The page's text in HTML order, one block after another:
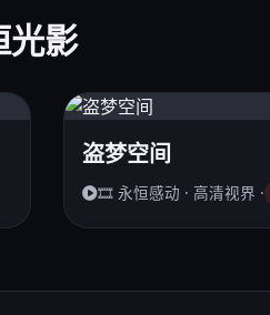
光影
盗梦空间
🎞️ 永恒感动 · 高清视界 ·